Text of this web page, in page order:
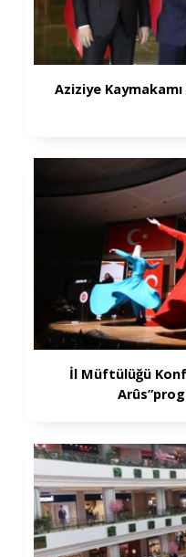
Aziziye
İl Müftülüğü